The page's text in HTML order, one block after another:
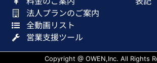
法人プランのご案内
全動画リスト
営業支援ツール
Copyright @ OWEN,Inc. All Rights